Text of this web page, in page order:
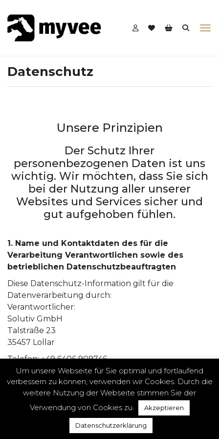
Datenschutz
Unsere Prinzipien
Der Schutz Ihrer
personenbezogenen Daten ist uns
wichtig. Wir möchten, dass Sie sich
bei der Nutzung aller unserer
Websites und Services sicher und
gut aufgehoben fühlen.
1. Name und Kontaktdaten des für die
Verarbeitung Verantwortlichen sowie des
betrieblichen Datenschutzbeauftragten
Diese Datenschutz-Information gilt für die
Datenverarbeitung durch:
Verantwortlicher:
Solutiv GmbH
Talstraße 23
35457 Lollar
Telefon: +49 6406 909746
E-Mail: reinfried.wobbe@soltutiv.de.
2. Erhebung und Speicherung
personenbezogener Daten sowie Art und
Zweck von deren Verwendung
a) Beim Besuch der Website
Warenkorb Beobachten
Um unsere Webseite für Sie optimal und fortlaufend
verbessern zu können, verwenden wir Cookies. Durch die
weitere Nutzung der Webseite stimmen Sie der
Verwendung von Cookies zu.
Akzeptieren
Datenschutzerklärung